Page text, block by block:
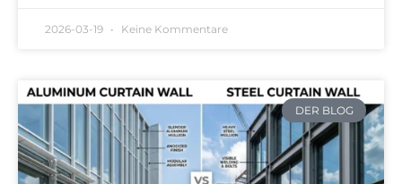
2026-03-19 Keine Kommentare
DER BLOG